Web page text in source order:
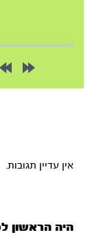
אין עדיין תגובות.
היה הראשון